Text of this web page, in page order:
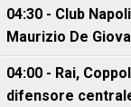
04:30 - Club
Maurizio De
04:00 - Rai,
difensore